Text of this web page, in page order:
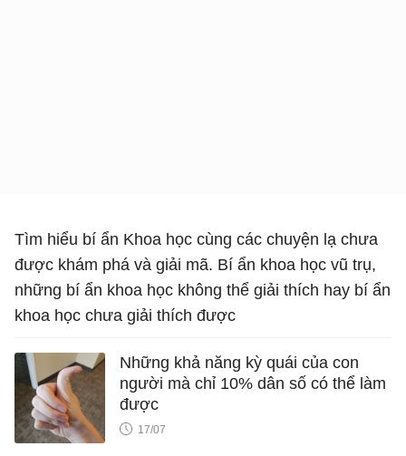
Tìm hiểu bí ẩn Khoa học cùng các chuyện lạ chưa
được khám phá và giải mã. Bí ẩn khoa học vũ trụ,
những bí ẩn khoa học không thể giải thích hay bí ẩn
khoa học chưa giải thích được
Những khả năng kỳ quái của con
người mà chỉ 10% dân số có thể làm
được
17/07